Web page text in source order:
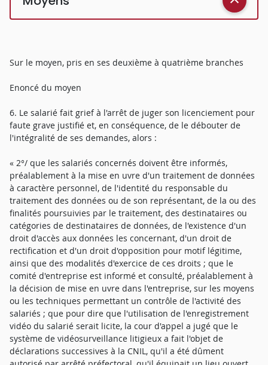
Sur le moyen, pris en ses deuxième à quatrième branches
Enoncé du moyen
6. Le salarié fait grief à l'arrêt de juger son licenciement pour
faute grave justifié et, en conséquence, de le débouter de
l'intégralité de ses demandes, alors :
« 2°/ que les salariés concernés doivent être informés,
préalablement à la mise en uvre d'un traitement de données
à caractère personnel, de l'identité du responsable du
traitement des données ou de son représentant, de la ou des
finalités poursuivies par le traitement, des destinataires ou
catégories de destinataires de données, de l'existence d'un
droit d'accès aux données les concernant, d'un droit de
rectification et d'un droit d'opposition pour motif légitime,
ainsi que des modalités d'exercice de ces droits ; que le
comité d'entreprise est informé et consulté, préalablement à
la décision de mise en uvre dans l'entreprise, sur les moyens
ou les techniques permettant un contrôle de l'activité des
salariés ; que pour dire que l'utilisation de l'enregistrement
vidéo du salarié serait licite, la cour d'appel a jugé que le
système de vidéosurveillance litigieux a fait l'objet de
déclarations successives à la CNIL, qu'il a été dûment